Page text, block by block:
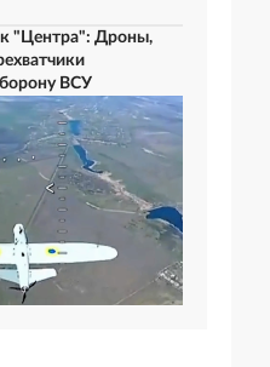
"Центра": Дроны,
ВСУ